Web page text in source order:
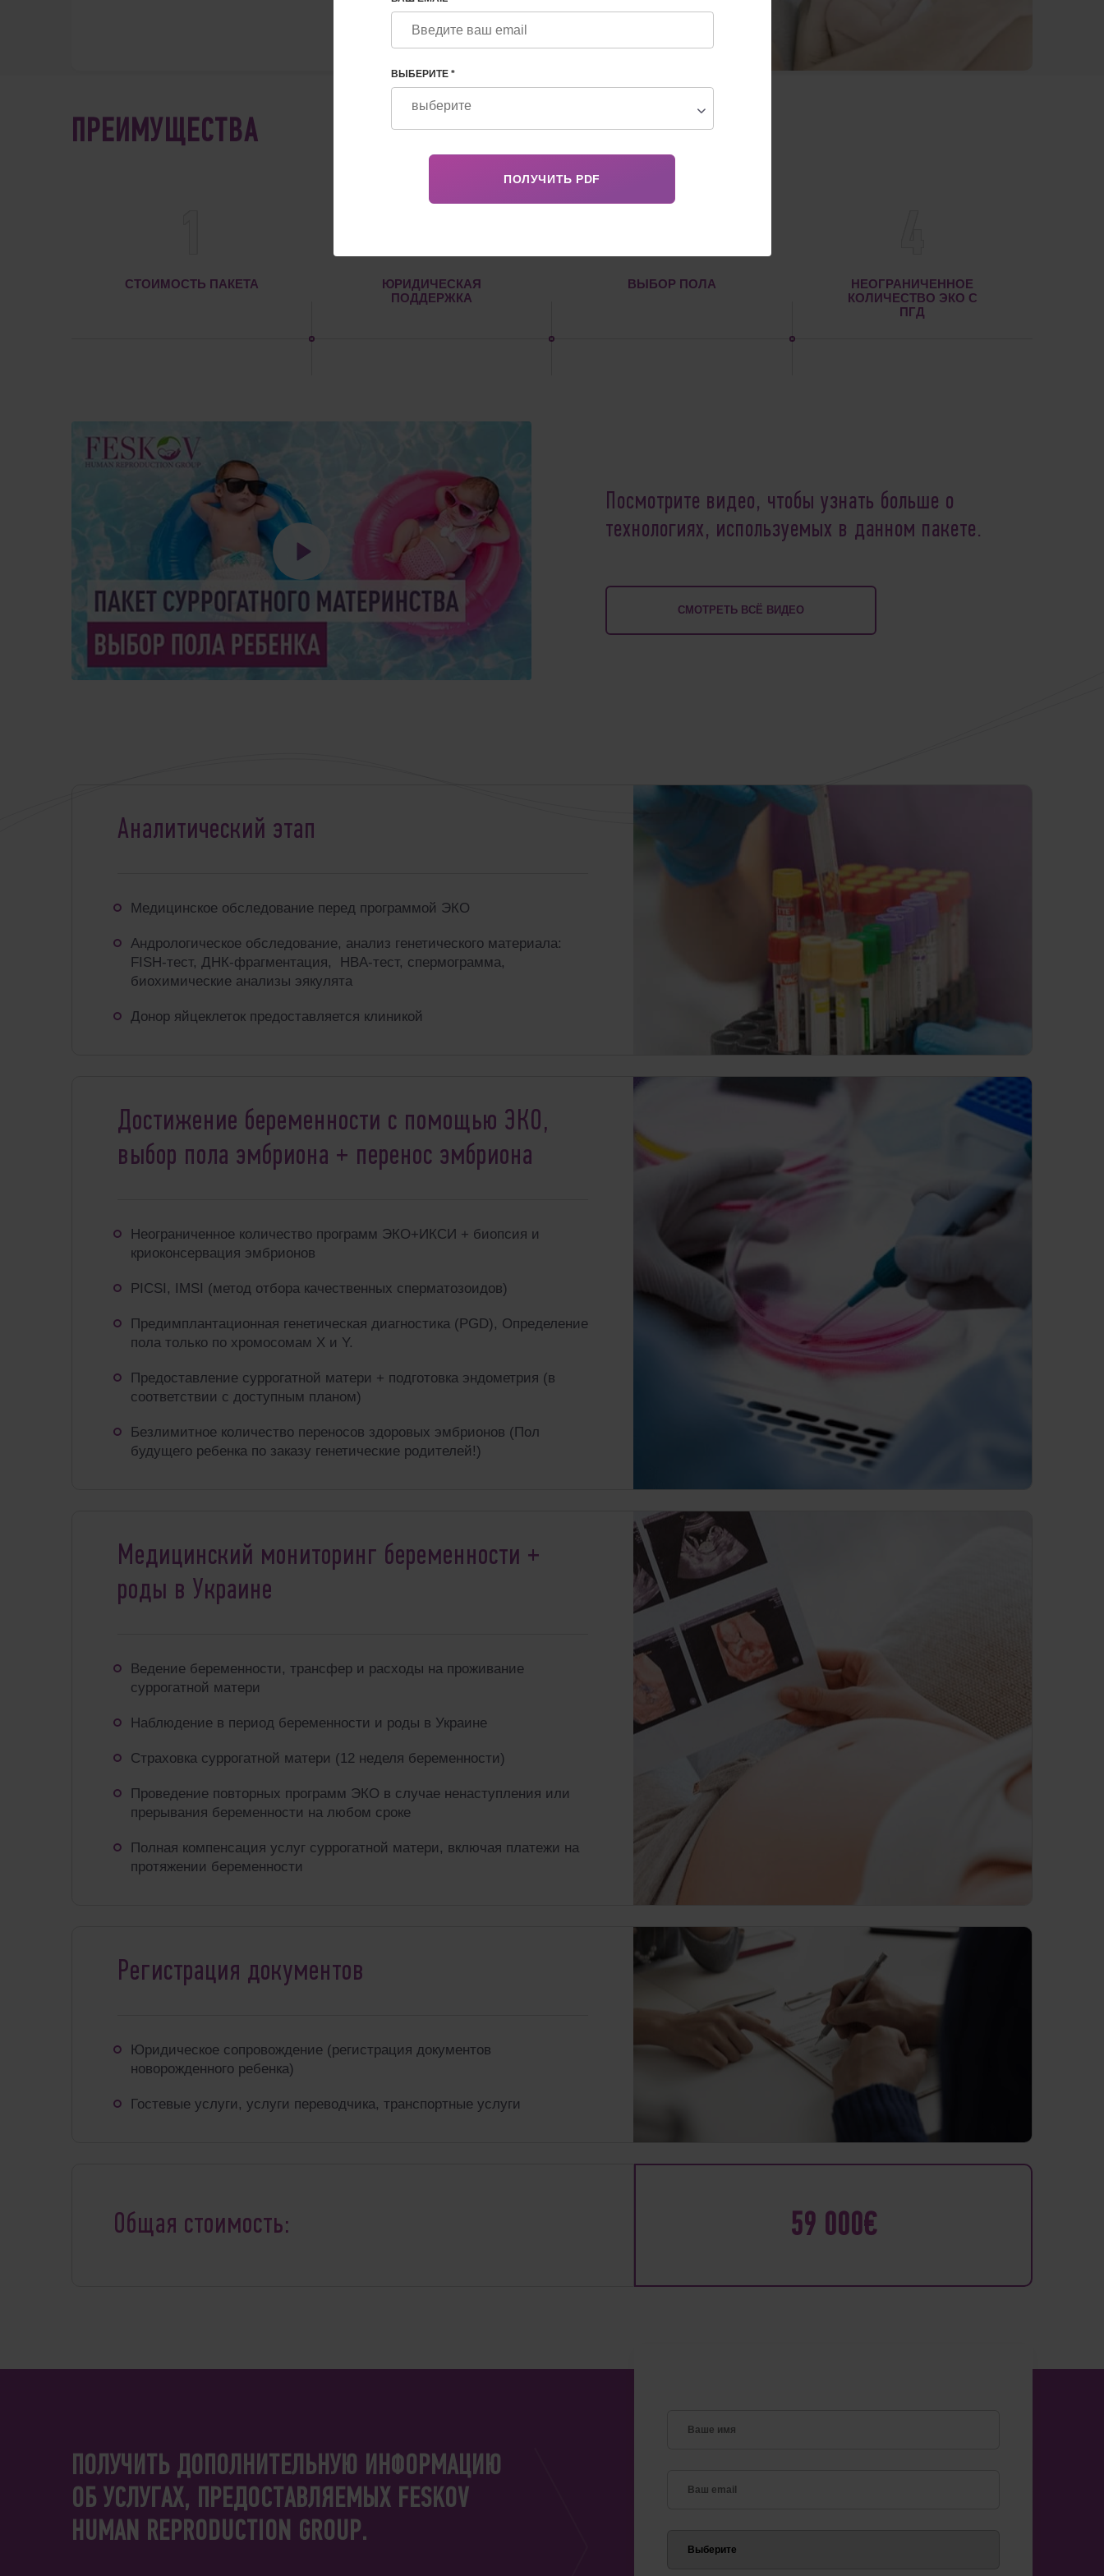
ПРЕИМУЩЕСТВА
СТОИМОСТЬ ПАКЕТА
ЮРИДИЧЕСКАЯ
ПОДДЕРЖКА
ВЫБОР ПОЛА
НЕОГРАНИЧЕННОЕ
КОЛИЧЕСТВО ЭКО С
ПГД
Посмотрите видео, чтобы узнать больше о
технологиях, используемых в данном пакете.
СМОТРЕТЬ ВСЁ ВИДЕО
Аналитический этап
Медицинское обследование перед программой ЭКО
Андрологическое обследование, анализ генетического материала:
FISH-тест, ДНК-фрагментация, HBA-тест, спермограмма,
биохимические анализы эякулята
Донор яйцеклеток предоставляется клиникой
Достижение беременности с помощью ЭКО,
выбор пола эмбриона + перенос эмбриона
Неограниченное количество программ ЭКО+ИКСИ + биопсия и
криоконсервация эмбрионов
PICSI, IMSI (метод отбора качественных сперматозоидов)
Предимплантационная генетическая диагностика (PGD), Определение
пола только по хромосомам X и Y.
Предоставление суррогатной матери + подготовка эндометрия (в
соответствии с доступным планом)
Безлимитное количество переносов здоровых эмбрионов (Пол
будущего ребенка по заказу генетические родителей!)
Медицинский мониторинг беременности +
роды в Украине
Ведение беременности, трансфер и расходы на проживание
суррогатной матери
Наблюдение в период беременности и pоды в Украине
Страховка суррогатной матери (12 неделя беременности)
Проведение повторных программ ЭКО в случае ненаступления или
прерывания беременности на любом сроке
Полная компенсация услуг суррогатной матери, включая платежи на
протяжении беременности
Регистрация документов
Юридическое сопровождение (регистрация документов
новорожденного ребенка)
Гостевые услуги, услуги переводчика, транспортные услуги
Общая стоимость: 59 000€
ПОЛУЧИТЬ ДОПОЛНИТЕЛЬНУЮ ИНФОРМАЦИЮ
ОБ УСЛУГАХ, ПРЕДОСТАВЛЯЕМЫХ FESKOV
HUMAN REPRODUCTION GROUP.
ВЫБЕРИТЕ *